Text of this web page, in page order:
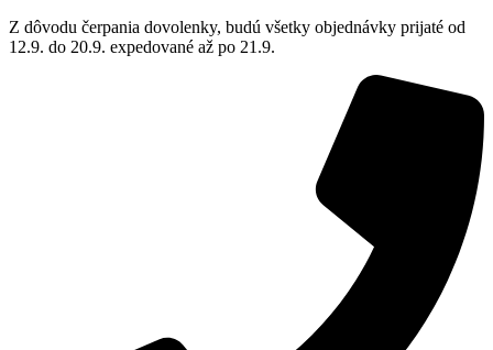
Z dôvodu čerpania dovolenky, budú všetky objednávky prijaté od
12.9. do 20.9. expedované až po 21.9.